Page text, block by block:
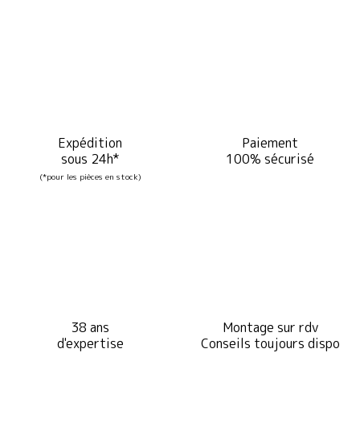
Expédition
sous 24h*
(*pour les pièces en stock)
Paiement
100% sécurisé
38 ans
d'expertise
Montage sur rdv
Conseils toujours dispo